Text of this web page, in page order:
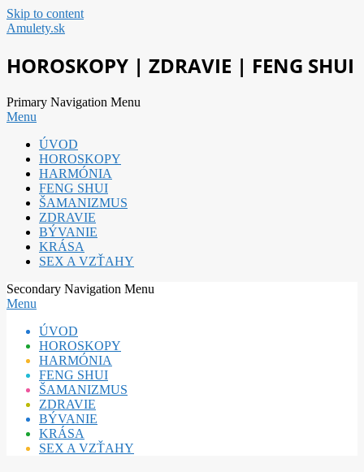
Skip to content
Amulety.sk
HOROSKOPY | ZDRAVIE | FENG SHUI
Primary Navigation Menu
Menu
ÚVOD
HOROSKOPY
HARMÓNIA
FENG SHUI
ŠAMANIZMUS
ZDRAVIE
BÝVANIE
KRÁSA
SEX A VZŤAHY
Secondary Navigation Menu
Menu
ÚVOD
HOROSKOPY
HARMÓNIA
FENG SHUI
ŠAMANIZMUS
ZDRAVIE
BÝVANIE
KRÁSA
SEX A VZŤAHY